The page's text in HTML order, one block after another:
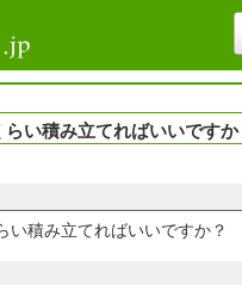
い積み立てればいいですか
い積み立てればいいですか？